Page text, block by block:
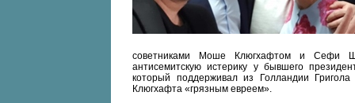
советниками Моше Клюгхафтом и Сефи
антисемитскую истерику у бывшего
который поддерживал из Голландии
Клюгхафта «грязным евреем».